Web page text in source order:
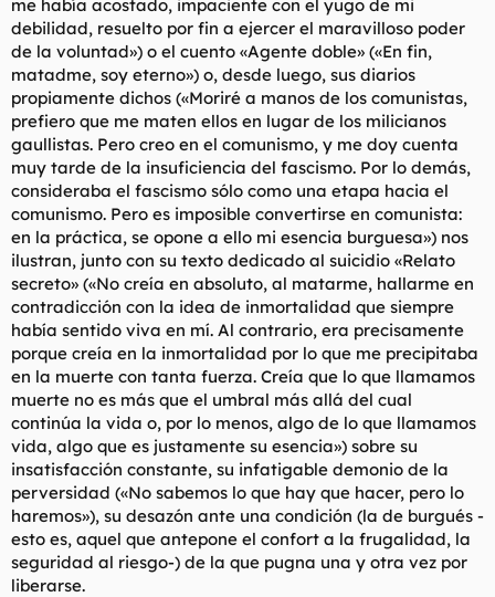
me había acostado, impaciente con el yugo de mi
debilidad, resuelto por fin a ejercer el maravilloso poder
de la voluntad») o el cuento «Agente doble» («En fin,
matadme, soy eterno») o, desde luego, sus diarios
propiamente dichos («Moriré a manos de los comunistas,
prefiero que me maten ellos en lugar de los milicianos
gaullistas. Pero creo en el comunismo, y me doy cuenta
muy tarde de la insuficiencia del fascismo. Por lo demás,
consideraba el fascismo sólo como una etapa hacia el
comunismo. Pero es imposible convertirse en comunista:
en la práctica, se opone a ello mi esencia burguesa») nos
ilustran, junto con su texto dedicado al suicidio «Relato
secreto» («No creía en absoluto, al matarme, hallarme en
contradicción con la idea de inmortalidad que siempre
había sentido viva en mí. Al contrario, era precisamente
porque creía en la inmortalidad por lo que me precipitaba
en la muerte con tanta fuerza. Creía que lo que llamamos
muerte no es más que el umbral más allá del cual
continúa la vida o, por lo menos, algo de lo que llamamos
vida, algo que es justamente su esencia») sobre su
insatisfacción constante, su infatigable demonio de la
perversidad («No sabemos lo que hay que hacer, pero lo
haremos»), su desazón ante una condición (la de burgués -
esto es, aquel que antepone el confort a la frugalidad, la
seguridad al riesgo-) de la que pugna una y otra vez por
liberarse.